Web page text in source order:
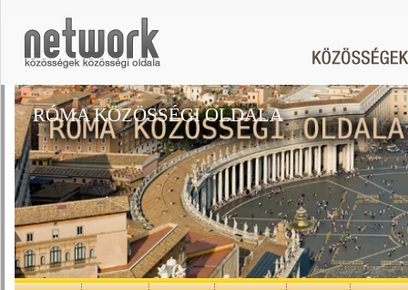
RÓMA KÖZÖSSÉGI OLDALA